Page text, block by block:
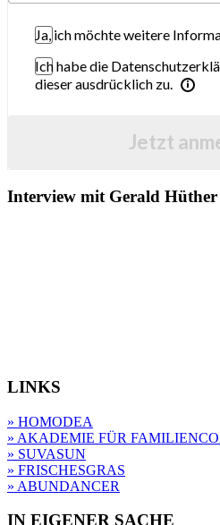
Ja, ich möchte weitere
Ich habe die
dieser ausdrücklich zu.
Jetzt
Interview mit Gerald Hüther
LINKS
» HOMODEA
» AKADEMIE FÜR
» SUVASUN
» FRISCHESGRAS
» ABUNDANCER
IN EIGENER SACHE